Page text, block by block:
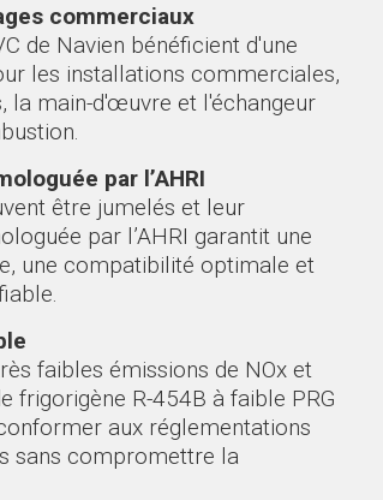
commerciaux
de Navien bénéficient d'une
les installations commerciales,
la main-d'œuvre et l'échangeur
par l’AHRI
être jumelés et leur
par l’AHRI garantit une
une compatibilité optimale et
faibles émissions de NOx et
frigorigène R-454B à faible PRG
aux réglementations
sans compromettre la